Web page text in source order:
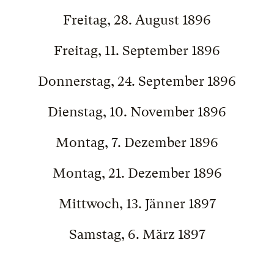
Freitag, 28. August 1896
Freitag, 11. September 1896
Donnerstag, 24. September 1896
Dienstag, 10. November 1896
Montag, 7. Dezember 1896
Montag, 21. Dezember 1896
Mittwoch, 13. Jänner 1897
Samstag, 6. März 1897